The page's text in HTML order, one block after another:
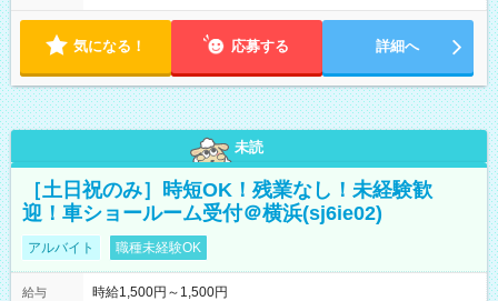
気になる！ 応募する 詳細へ
未読
［土日祝のみ］時短OK！残業なし！未経験歓
迎！車ショールーム受付＠横浜(sj6ie02)
アルバイト 職種未経験OK
給与
時給1,500円～1,500円